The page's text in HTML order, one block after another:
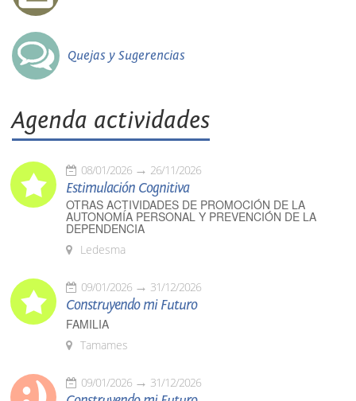
Quejas y Sugerencias
Agenda actividades
08/01/2026 26/11/2026
Estimulación Cognitiva
OTRAS ACTIVIDADES DE PROMOCIÓN DE LA
AUTONOMÍA PERSONAL Y PREVENCIÓN DE LA
DEPENDENCIA
Ledesma
09/01/2026 31/12/2026
Construyendo mi Futuro
FAMILIA
Tamames
09/01/2026 31/12/2026